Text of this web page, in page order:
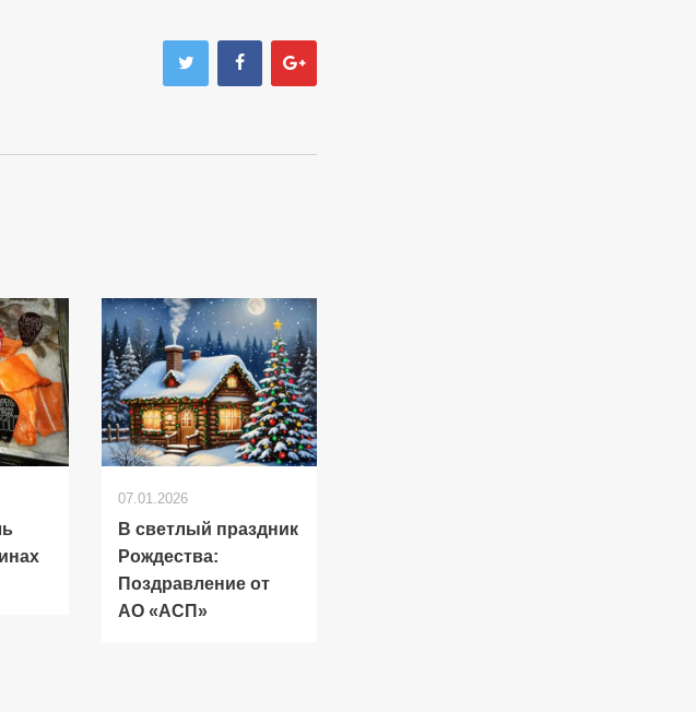
07.01.2026
В светлый праздник
Рождества:
Поздравление от
АО «АСП»